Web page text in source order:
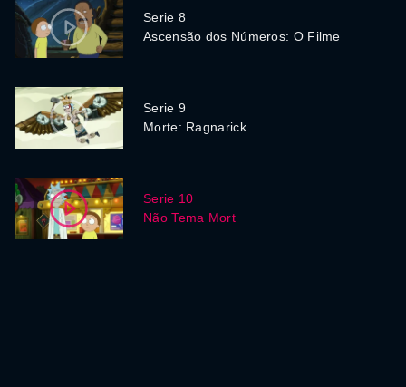
Serie 8
Ascensão dos Números: O Filme
Serie 9
Morte: Ragnarick
Serie 10
Não Tema Mort